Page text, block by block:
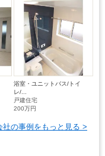
浴室・ユニットバス/トイ
レ/...
戸建住宅
200万円
社の事例をもっと見る >